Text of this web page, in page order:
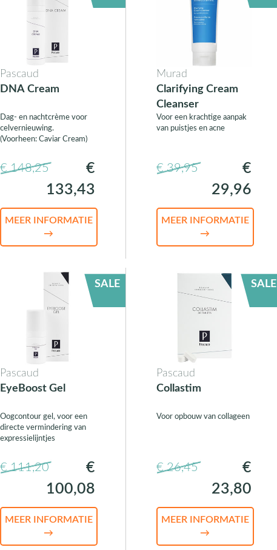
Pascaud
DNA Cream
Dag- en nachtcrème voor
celvernieuwing.
(Voorheen: Caviar Cream)
€ 148,25
€
133,43
MEER INFORMATIE
→
Murad
Clarifying Cream
Cleanser
Voor een krachtige aanpak
van puistjes en acne
€ 39,95
€
29,96
MEER INFORMATIE
→
SALE
Pascaud
EyeBoost Gel
Oogcontour gel, voor een
directe vermindering van
expressielijntjes
€ 111,20
€
100,08
MEER INFORMATIE
→
SALE
Pascaud
Collastim
Voor opbouw van collageen
€ 26,45
€
23,80
MEER INFORMATIE
→